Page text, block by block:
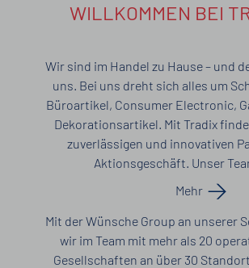
WILLKOMMEN BEI
Wir sind im Handel zu Hause – und
uns. Bei uns dreht sich alles um
Büroartikel, Consumer Electronic,
Dekorationsartikel. Mit Tradix
zuverlässigen und innovativen
Aktionsgeschäft. Unser
Mehr
Mit der Wünsche Group an unserer
wir im Team mit mehr als 20
Gesellschaften an über 30